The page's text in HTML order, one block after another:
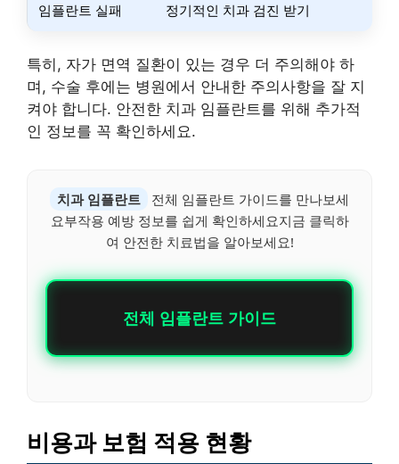
임플란트 실패 정기적인 치과 검진 받기
특히, 자가 면역 질환이 있는 경우 더 주의해야 하
며, 수술 후에는 병원에서 안내한 주의사항을 잘 지
켜야 합니다. 안전한 치과 임플란트를 위해 추가적
인 정보를 꼭 확인하세요.
치과 임플란트
전체 임플란트 가이드를 만나보세
요부작용 예방 정보를 쉽게 확인하세요지금 클릭하
여 안전한 치료법을 알아보세요!
전체 임플란트 가이드
비용과 보험 적용 현황